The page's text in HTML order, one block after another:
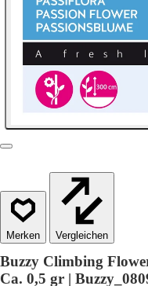
Vergleichen
Buzzy Climbing
Ca. 0,5 gr |